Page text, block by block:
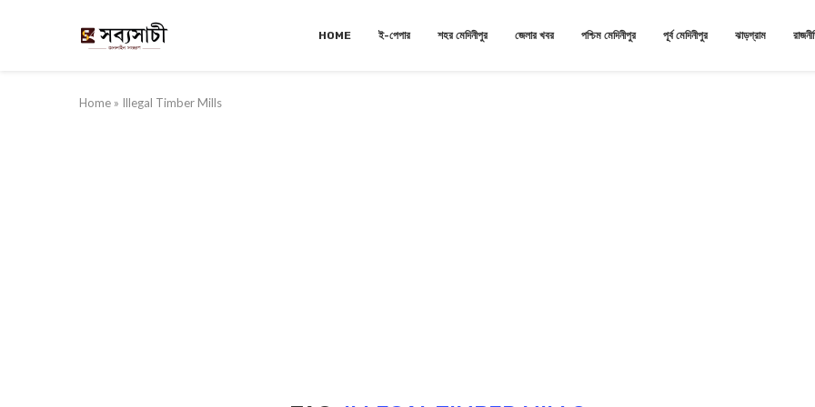
HOME ই-পেপার শহর মেদিনীপুর জেলার খবর পশ্চিম মেদিনীপুর পূর্ব মেদিনীপুর ঝাড়গ্রাম
Home » Illegal Timber Mills